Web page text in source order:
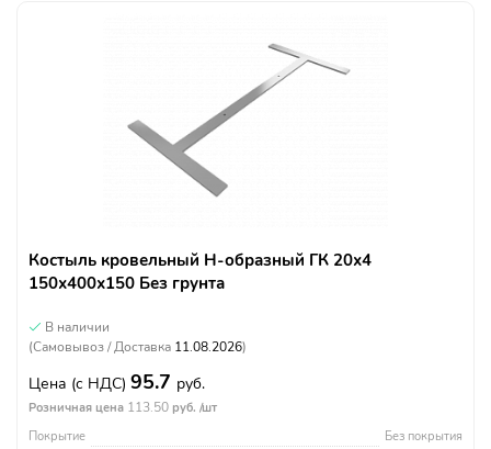
Костыль кровельный Н-образный ГК 20х4
150х400х150 Без грунта
В наличии
(Самовывоз / Доставка 11.08.2026)
Цена (с НДС) 95.7 руб.
Розничная цена 113.50 руб. /шт
Покрытие
Без покрытия